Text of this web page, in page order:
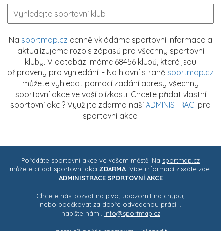
Na sportmap.cz denně vkládáme sportovní informace a
aktualizujeme rozpis zápasů pro všechny sportovní
kluby. V databázi máme 68456 klubů, které jsou
připraveny pro vyhledání. - Na hlavní straně sportmap.cz
můžete vyhledat pomocí zadání adresy všechny
sportovní akce ve vaší blízkosti. Chcete přidat vlastní
sportovní akci? Využijte zdarma naší ADMINISTRACI pro
sportovní akce.
Pořádáte sportovní akce ve vašem městě. Na sportmap.cz
můžete přidat sportovní akci ZDARMA . Více informací získáte zde:
ADMINISTRACE SPORTOVNÍ AKCE
Chcete nás pozvat na pivo, upozornit na chybu,
nebo poděkovat za dobře odvedenou práci ..
napište nám.. info@sportmap.cz